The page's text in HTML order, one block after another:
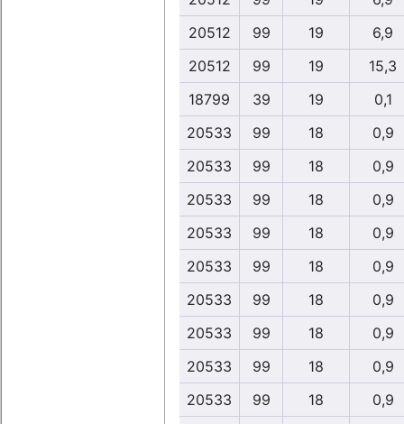
20512
99 19
6,9
20512
99 19
15,3
18799
39 19
0,1
20533
99 18
0,9
20533
99 18
0,9
20533
99 18
0,9
20533
99 18
0,9
20533
99 18
0,9
20533
99 18
0,9
20533
99 18
0,9
20533
99 18
0,9
20533
99 18
0,9